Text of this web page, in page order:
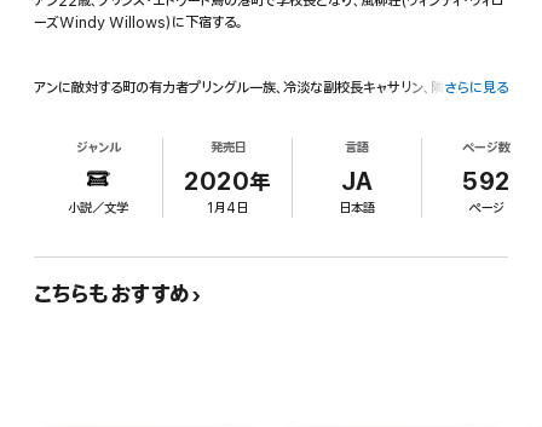
ーズWindy Willows)に下宿する。
アンに敵対する町の有力者プリングル一族、冷淡な副校長キャサリン、隣家の孤独
アンから、婚約者ギルバートへの恋文で綴る、幸せな3年間の小説。
●アンの幸せな生き方
「あなたは、美しいものとロマンスから出来ている小さな魔法の国に住んでいるみ
さらに見る
ジャンル
小説／文学
発売日
2020年
1月4日
言語
JA
日本語
ページ数
592
ページ
こちらもおすすめ